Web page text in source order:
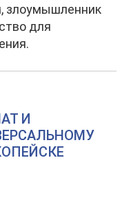
злоумышленник
для
И